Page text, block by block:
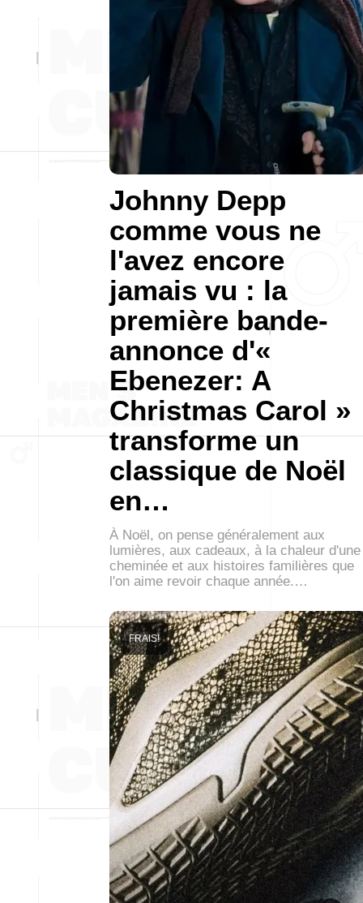
Johnny Depp
comme vous ne
l'avez encore
jamais vu : la
première bande-
annonce d'«
Ebenezer: A
Christmas Carol »
transforme un
classique de Noël
en…
À Noël, on pense généralement aux
lumières, aux cadeaux, à la chaleur d'une
cheminée et aux histoires familières que
l'on aime revoir chaque année.…
FRAIS!